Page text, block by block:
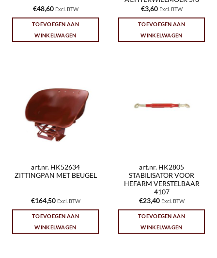
€48,60 Excl. BTW
TOEVOEGEN AAN
WINKELWAGEN
€3,60 Excl. BTW
TOEVOEGEN AAN
WINKELWAGEN
art.nr. HK52634
ZITTINGPAN MET BEUGEL
€164,50 Excl. BTW
TOEVOEGEN AAN
WINKELWAGEN
art.nr. HK2805
STABILISATOR VOOR
HEFARM VERSTELBAAR
4107
€23,40 Excl. BTW
TOEVOEGEN AAN
WINKELWAGEN